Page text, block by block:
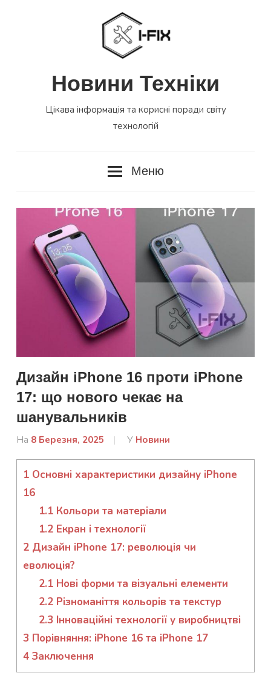
Новини Техніки
Цікава інформація та корисні поради світу
технологій
Меню
Дизайн iPhone 16 проти iPhone
17: що нового чекає на
шанувальників
На 8 Березня, 2025
Від
У Новини
1 Основні характеристики дизайну iPhone
16
1.1Кольори та матеріали
1.2Екран і технології
2 Дизайн iPhone 17: революція чи
еволюція?
2.1Нові форми та візуальні елементи
2.2Різноманіття кольорів та текстур
2.3 Інноваційні технології у виробництві
3 Порівняння: iPhone 16 та iPhone 17
4Заключення